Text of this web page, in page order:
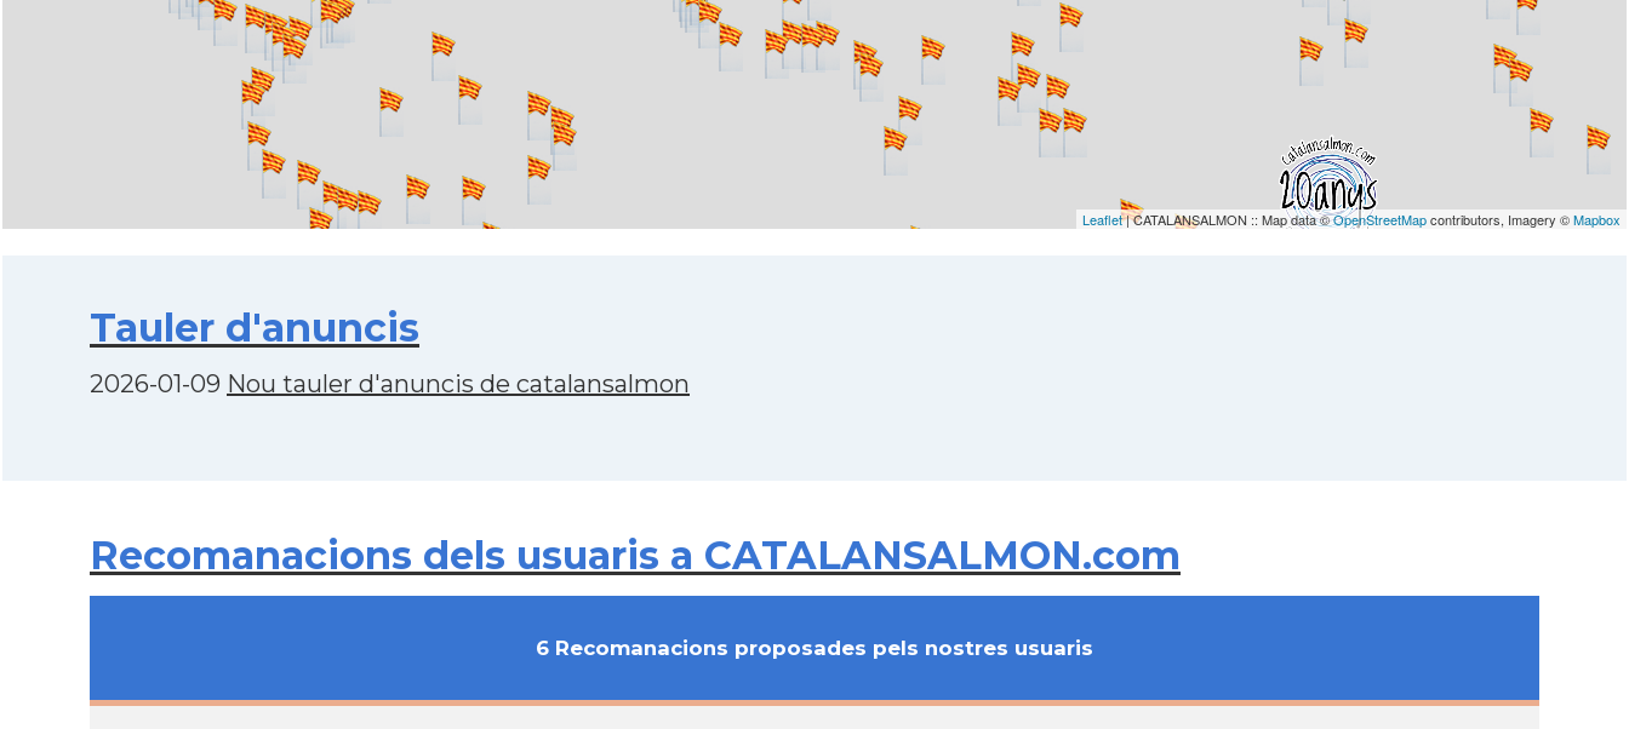
Leaflet| CATALANSALMON :: Map data ©OpenStreetMapcontributors, Imagery ©Mapbox
Tauler d'anuncis
2026-01-09 Nou tauler d'anuncis de catalansalmon
Recomanacions dels usuaris a CATALANSALMON.com
6 Recomanacions proposades pels nostres usuaris